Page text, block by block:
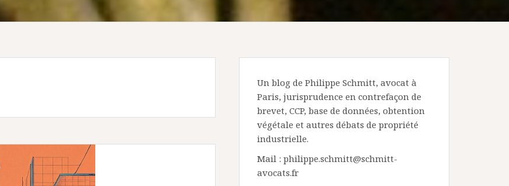
Un blog de Philippe Schmitt, avocat à
Paris, jurisprudence en contrefaçon de
brevet, CCP, base de données, obtention
végétale et autres débats de propriété
industrielle.
Mail : philippe.schmitt@schmitt-
avocats.fr